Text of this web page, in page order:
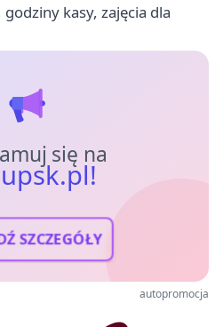
godziny kasy, zajęcia dla
się na
SZCZEGÓŁY
autopromocja